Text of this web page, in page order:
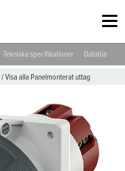
Tekniska specifikationer Datablad
/Visa alla Panelmonterat uttag